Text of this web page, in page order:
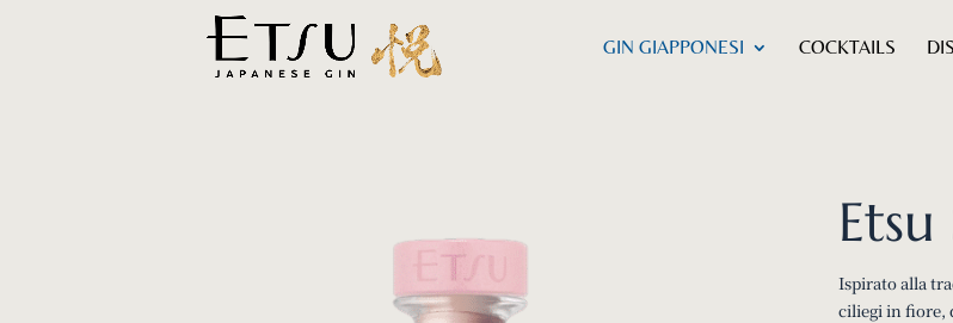
GIN GIAPPONESI COCKTAILS
Ispirato alla
ciliegi in fiore,